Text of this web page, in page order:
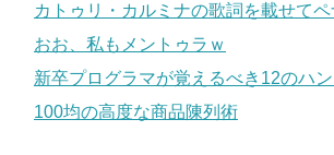
カトゥリ・カルミナの歌詞を載せてペ
おお、私もメントゥラｗ
新卒プログラマが覚えるべき12のハ
100均の高度な商品陳列術